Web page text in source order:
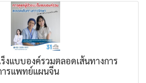
งแบบองค์รวมตลอดเส้นทางการ
ารแพทย์แผนจีน